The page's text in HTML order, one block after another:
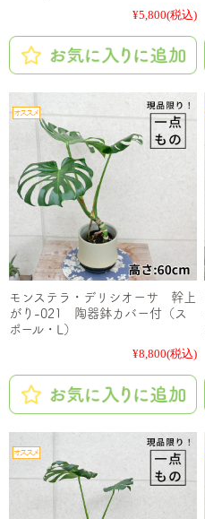
¥5,800(税込)
モンステラ・デリシオーサ 幹上
がり-021 陶器鉢カバー付（ス
ポール・L）
¥8,800(税込)